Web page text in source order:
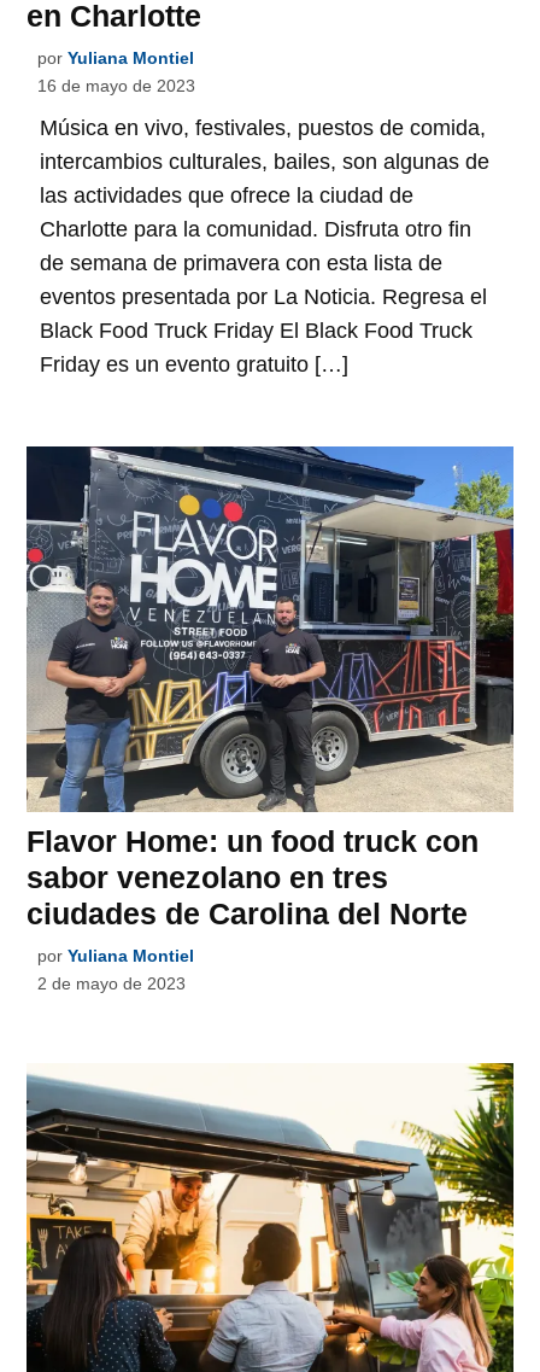
en Charlotte
por Yuliana Montiel
16 de mayo de 2023
Música en vivo, festivales, puestos de comida,
intercambios culturales, bailes, son algunas de
las actividades que ofrece la ciudad de
Charlotte para la comunidad. Disfruta otro fin
de semana de primavera con esta lista de
eventos presentada por La Noticia. Regresa el
Black Food Truck Friday El Black Food Truck
Friday es un evento gratuito […]
Flavor Home: un food truck con
sabor venezolano en tres
ciudades de Carolina del Norte
por Yuliana Montiel
2 de mayo de 2023